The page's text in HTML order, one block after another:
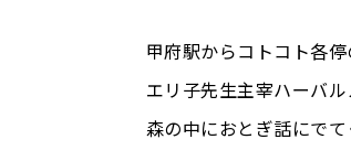
甲府駅からコトコト各
エリ子先生主宰ハーバ
森の中におとぎ話にで